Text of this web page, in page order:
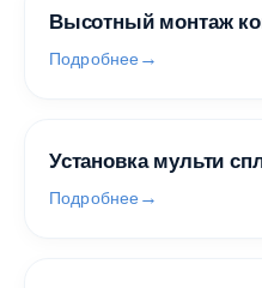
Высотный монтаж
Подробнее
Установка мульти
Подробнее